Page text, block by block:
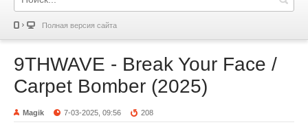
Полная версия сайта
9THWAVE - Break Your Face /
Carpet Bomber (2025)
Magik 7-03-2025, 09:56 208